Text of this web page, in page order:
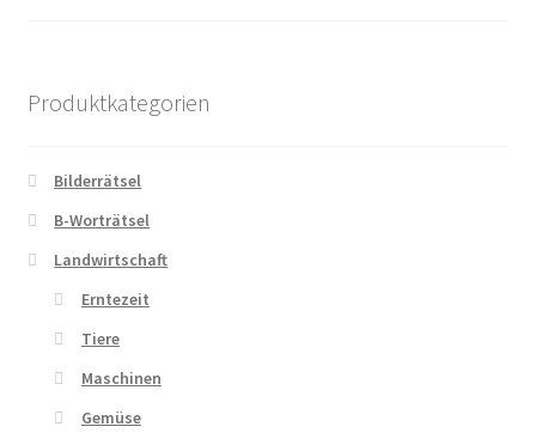
Warenkorb
Zahlungsarten
Produktkategorien
Bilderrätsel
B-Worträtsel
Landwirtschaft
Erntezeit
Tiere
Maschinen
Gemüse